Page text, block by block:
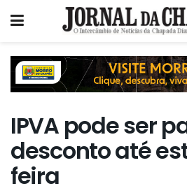
IPVA pode ser
desconto até
feira